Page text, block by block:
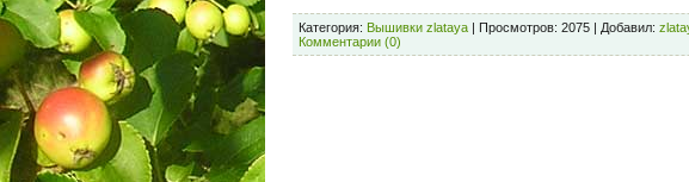
Категория: Вышивки zlataya | Просмотров: 2075 | Добавил:
Комментарии (0)